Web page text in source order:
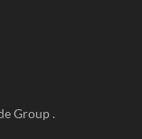
Group.